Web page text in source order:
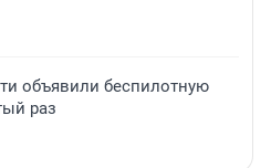
объявили беспилотную
раз